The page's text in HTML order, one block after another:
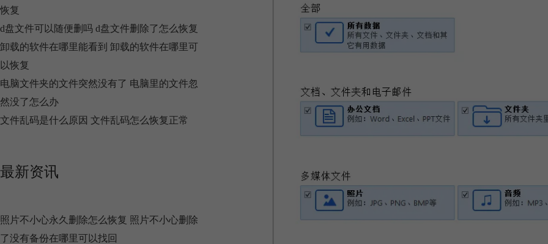
恢复
d盘文件可以随便删吗 d盘文件删除了怎么恢复
卸载的软件在哪里能看到 卸载的软件在哪里可
以恢复
电脑文件夹的文件突然没有了 电脑里的文件忽
然没了怎么办
文件乱码是什么原因 文件乱码怎么恢复正常
最新资讯
照片不小心永久删除怎么恢复 照片不小心删除
了没有备份在哪里可以找回